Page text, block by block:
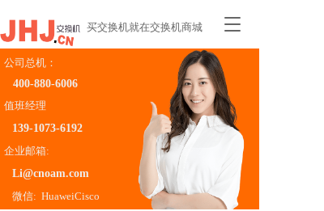
T
e
n
a
买交换机就在交换机商城
公司总机：
400-880-6006
值班经理
139-1073-6192
企业邮箱:
Li@cnoam.com
微信:  HuaweiCisco